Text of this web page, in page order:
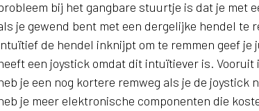
bij het gangbare stuurtje is dat je met
je gewend bent met een dergelijke hendel te
de hendel inknijpt om te remmen geef je
een joystick omdat dit intuïtiever is.
je een nog kortere remweg als je de
je meer elektronische componenten die